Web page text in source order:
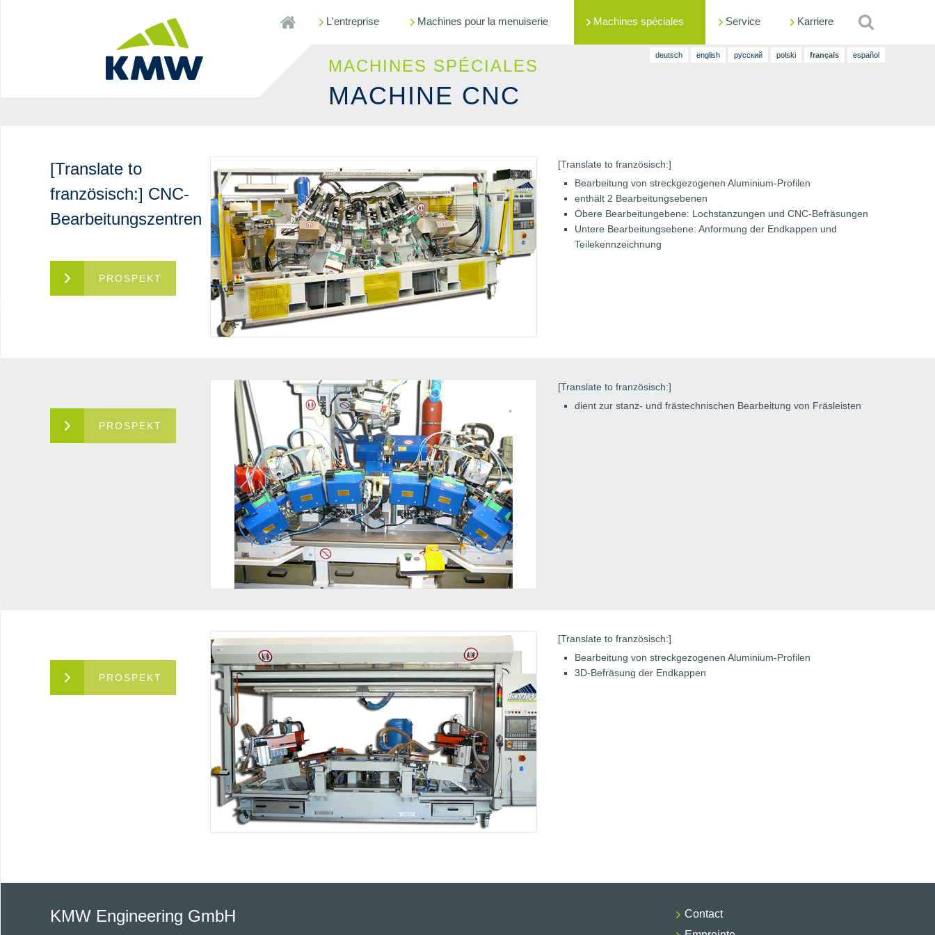
deutsch english русский polski français español
L'entreprise Machines pour la menuiserie Machines spéciales Service Karriere
Rechercher
Zum
Inhalt
MACHINE CNC
MACHINES SPÉCIALES
[Translate to
französisch:] CNC-
Bearbeitungszentren
PROSPEKT
[Translate to französisch:]
Bearbeitung von streckgezogenen Aluminium-Profilen
enthält 2 Bearbeitungsebenen
Obere Bearbeitungebene: Lochstanzungen und CNC-Befräsungen
Untere Bearbeitungsebene: Anformung der Endkappen und
Teilekennzeichnung
PROSPEKT
[Translate to französisch:]
dient zur stanz- und frästechnischen Bearbeitung von Fräsleisten
PROSPEKT
[Translate to französisch:]
Bearbeitung von streckgezogenen Aluminium-Profilen
3D-Befräsung der Endkappen
KMW Engineering GmbH
Contact